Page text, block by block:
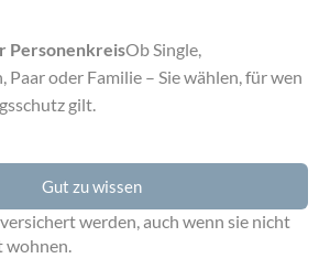
PersonenkreisOb Single,
Paar oder Familie – Sie wählen, für wen
gilt.
Gut zu wissen
werden, auch wenn sie nicht
wohnen.